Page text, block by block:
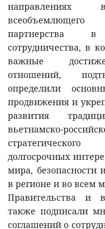
направлениях
партнерства
сотрудничества, в
важные
отношений,
определили
продвижения и
развития
вьетнамско-
долгосрочных
мира, безопасности
в регионе и во всем
Правительства и
также подписали
соглашений о